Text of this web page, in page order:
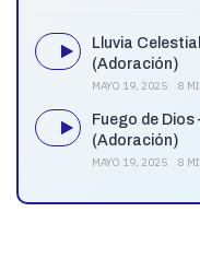
Lluvia
(Adoración)
MAYO 19, 2025 8
Fuego de Dios
(Adoración)
MAYO 19, 2025 8